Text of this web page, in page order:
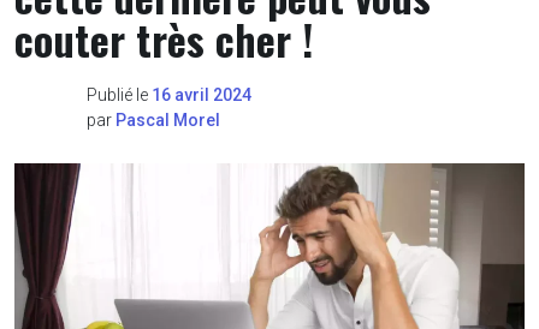
couter très cher !
Publié le 16 avril 2024
par Pascal Morel